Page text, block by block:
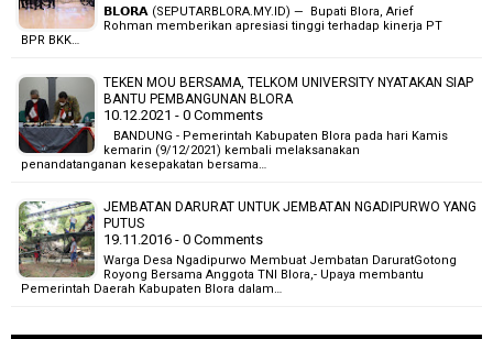
𝗕𝗟𝗢𝗥𝗔 (SEPUTARBLORA.MY.ID) — Bupati Blora, Arief
Rohman memberikan apresiasi tinggi terhadap kinerja PT
BPR BKK…
TEKEN MOU BERSAMA, TELKOM UNIVERSITY NYATAKAN SIAP
BANTU PEMBANGUNAN BLORA
10.12.2021 - 0 Comments
BANDUNG - Pemerintah Kabupaten Blora pada hari Kamis
kemarin (9/12/2021) kembali melaksanakan
penandatanganan kesepakatan bersama…
JEMBATAN DARURAT UNTUK JEMBATAN NGADIPURWO YANG
PUTUS
19.11.2016 - 0 Comments
Warga Desa Ngadipurwo Membuat Jembatan DaruratGotong
Royong Bersama Anggota TNI Blora,- Upaya membantu
Pemerintah Daerah Kabupaten Blora dalam…